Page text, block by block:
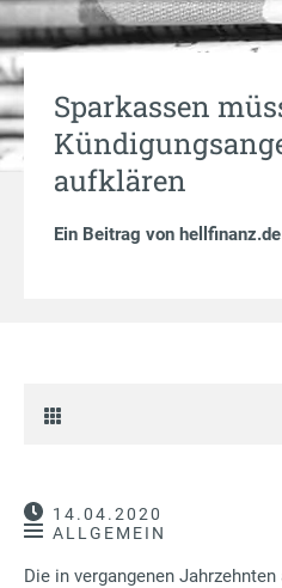
Sparkassen
aufklären
Ein Beitrag von
14.04.2020
ALLGEMEIN
Die in vergangenen